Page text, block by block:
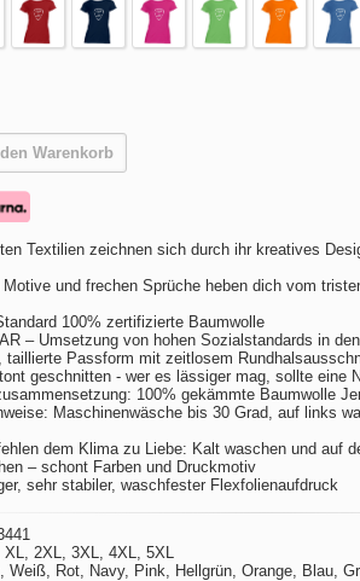
den Warenkorb
Textilien zeichnen sich durch ihr kreatives
Motive und frechen Sprüche heben dich vom
100% zertifizierte Baumwolle
– Umsetzung von hohen Sozialstandards in
taillierte Passform mit zeitlosem
geschnitten - wer es lässiger mag, sollte eine
100% gekämmte Baumwolle
Maschinenwäsche bis 30 Grad, auf links
dem Klima zu Liebe: Kalt waschen und auf
– schont Farben und Druckmotiv
sehr stabiler, waschfester Flexfolienaufdruck
2XL, 3XL, 4XL, 5XL
Weiß, Rot, Navy, Pink, Hellgrün, Orange, Blau,